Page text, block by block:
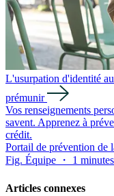
L'usurpation d'identité
prémunir
Vos renseignements
savent. Apprenez à
crédit.
Portail de prévention de
Fig. Équipe ・ 1
Articles connexes